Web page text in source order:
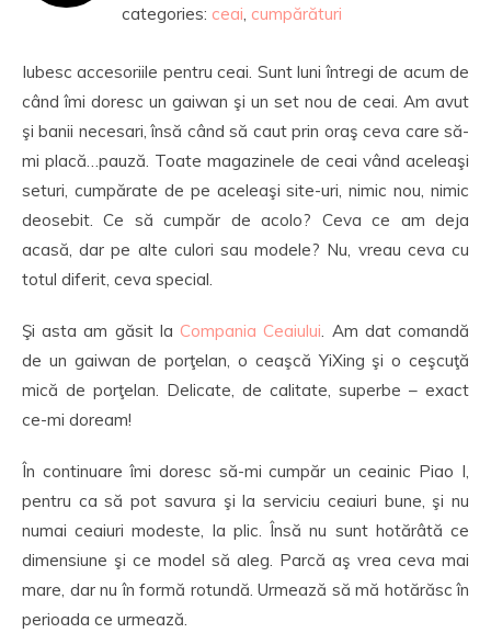
categories: ceai, cumpărături
Iubesc accesoriile pentru ceai. Sunt luni întregi de acum de
când îmi doresc un gaiwan şi un set nou de ceai. Am avut
şi banii necesari, însă când să caut prin oraş ceva care să-
mi placă…pauză. Toate magazinele de ceai vând aceleaşi
seturi, cumpărate de pe aceleaşi site-uri, nimic nou, nimic
deosebit. Ce să cumpăr de acolo? Ceva ce am deja
acasă, dar pe alte culori sau modele? Nu, vreau ceva cu
totul diferit, ceva special.
Şi asta am găsit laCompania Ceaiului. Am dat comandă
de un gaiwan de porţelan, o ceaşcă YiXing şi o ceşcuţă
mică de porţelan. Delicate, de calitate, superbe – exact
ce-mi doream!
În continuare îmi doresc să-mi cumpăr un ceainic Piao I,
pentru ca să pot savura şi la serviciu ceaiuri bune, şi nu
numai ceaiuri modeste, la plic. Însă nu sunt hotărâtă ce
dimensiune şi ce model să aleg. Parcă aş vrea ceva mai
mare, dar nu în formă rotundă. Urmează să mă hotărăsc în
perioada ce urmează.